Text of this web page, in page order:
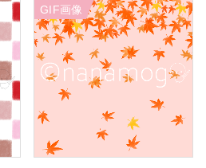
GIF画像